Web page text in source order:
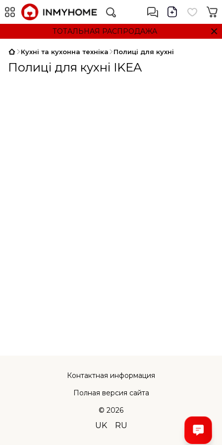
ТОТАЛЬНАЯ РАСПРОДАЖА
Кухні та кухонна техніка Полиці для кухні
Полиці для кухні IKEA
Контактная информация
Полная версия сайта
© 2026
UK RU